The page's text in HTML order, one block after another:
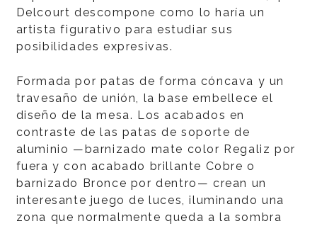
Delcourt descompone como lo haría un
artista figurativo para estudiar sus
posibilidades expresivas.
Formada por patas de forma cóncava y un
travesaño de unión, la base embellece el
diseño de la mesa. Los acabados en
contraste de las patas de soporte de
aluminio —barnizado mate color Regaliz por
fuera y con acabado brillante Cobre o
barnizado Bronce por dentro— crean un
interesante juego de luces, iluminando una
zona que normalmente queda a la sombra